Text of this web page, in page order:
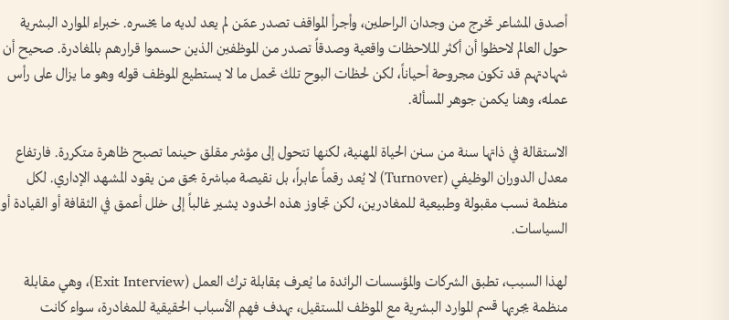
أصدق المشاعر تخرج من وجدان الراحلين، وأجرأ المواقف تصدر عمّن لم يعد لديه ما يخسره. خبراء الموارد البشرية
حول العالم لاحظوا أن أكثر الملاحظات واقعية وصدقاً تصدر من الموظفين الذين حسموا قرارهم بالمغادرة. صحيح أن
شهادتهم قد تكون مجروحة أحياناً، لكن لحظات البوح تلك تحمل ما لا يستطيع الموظف قوله وهو ما يزال على رأس
عمله، وهنا يكمن جوهر المسألة.
الاستقالة في ذاتها سنة من سنن الحياة المهنية، لكنها تتحول إلى مؤشر مقلق حينما تصبح ظاهرة متكررة. فارتفاع
معدل الدوران الوظيفي (Turnover) لا يُعد رقماً عابراً، بل نقيصة مباشرة بحق من يقود المشهد الإداري. لكل
منظمة نسب مقبولة وطبيعية للمغادرين، لكن تجاوز هذه الحدود يشير غالباً إلى خلل أعمق في الثقافة أو القيادة أو
السياسات.
لهذا السبب، تطبق الشركات والمؤسسات الرائدة ما يُعرف بمقابلة ترك العمل (Exit Interview)، وهي مقابلة
منظمة يجريها قسم الموارد البشرية مع الموظف المستقيل، بهدف فهم الأسباب الحقيقية للمغادرة، سواء كانت